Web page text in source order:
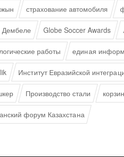
страхование автомобиля
Дембеле Globe Soccer Awards
работы единая
Институт Евразийской
Производство стали
форум Казахстана